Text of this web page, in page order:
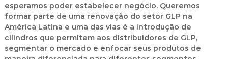
esperamos poder estabelecer negócio. Queremos
formar parte de uma renovação do setor GLP na
América Latina e uma das vias é a introdução de
cilindros que permitem aos distribuidores de GLP,
segmentar o mercado e enfocar seus produtos de